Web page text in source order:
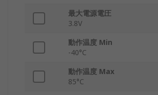
最大電源電圧
3.8V
動作温度 Min
-40°C
動作温度 Max
85°C